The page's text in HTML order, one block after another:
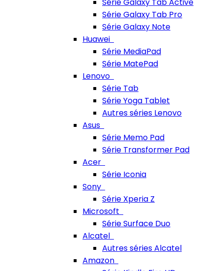
Série Galaxy Tab Pro
Série Galaxy Note
Huawei
Série MediaPad
Série MatePad
Lenovo
Série Tab
Série Yoga Tablet
Autres séries Lenovo
Asus
Série Memo Pad
Série Transformer Pad
Acer
Série Iconia
Sony
Série Xperia Z
Microsoft
Série Surface Duo
Alcatel
Autres séries Alcatel
Amazon